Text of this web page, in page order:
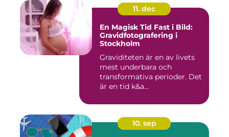
11. dec
En Magisk Tid Fast i Bild:
Gravidfotografering i
Stockholm
Graviditeten är en av livets
mest underbara och
transformativa perioder. Det
är en tid k&a...
10. sep